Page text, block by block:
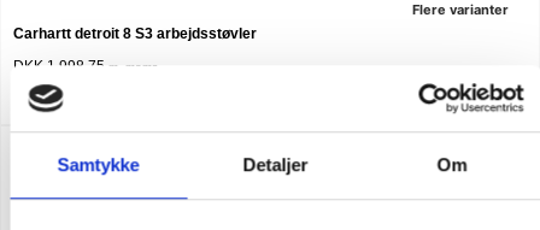
Samtykke Detaljer Om
Flere varianter
Carhartt detroit 8 S3 arbejdsstøvler
DKK 1.998,75 m. moms
DKK 1.599,00